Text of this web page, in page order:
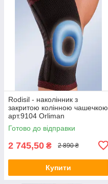
Rodisil - наколінник з
закритою колінною чашечкою
арт.9104 Orliman
Готово до відправки
2 745,50 ₴ 2 890 ₴
Купити